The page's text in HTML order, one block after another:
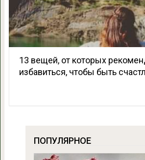
13 вещей, от которых
избавиться, чтобы быть
ПОПУЛЯРНОЕ